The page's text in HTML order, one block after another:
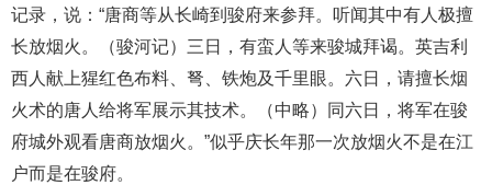
记录，说：“唐商等从长崎到骏府来参拜。听闻其中有人极擅
长放烟火。（骏河记）三日，有蛮人等来骏城拜谒。英吉利
西人献上猩红色布料、弩、铁炮及千里眼。六日，请擅长烟
火术的唐人给将军展示其技术。（中略）同六日，将军在骏
府城外观看唐商放烟火。”似乎庆长年那一次放烟火不是在江
户而是在骏府。